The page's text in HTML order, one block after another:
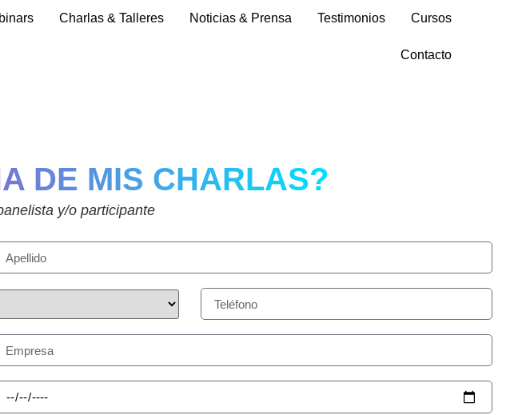
Charlas & Talleres Noticias & Prensa Testimonios Cursos
Contacto
DE MIS CHARLAS?
y/o participante